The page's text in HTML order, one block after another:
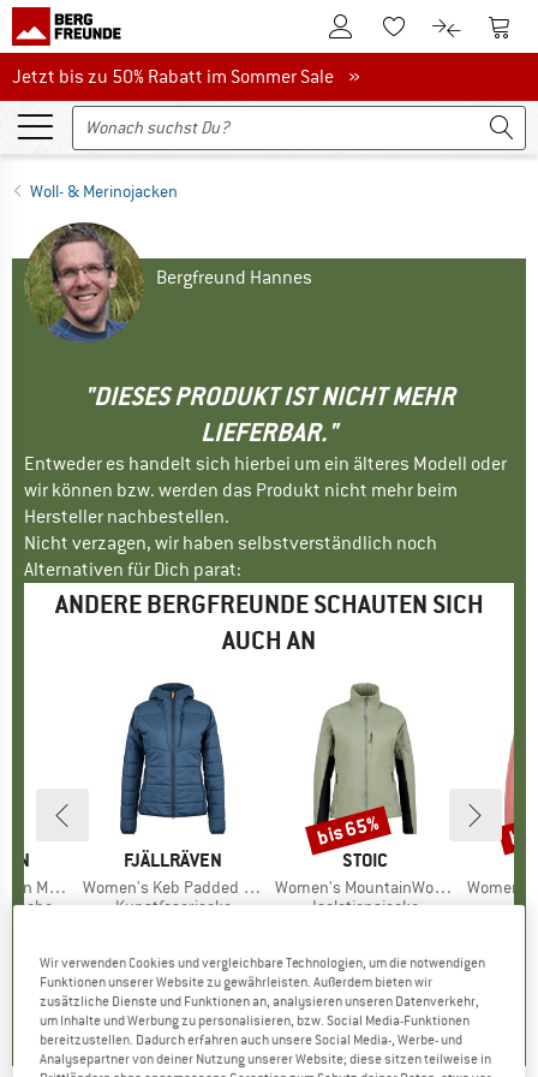
Zum KundenkontoZum Merkzettel.
Zum Zum
Jetzt bis zu 50% Rabatt im Sommer Sale
Jetzt bis zu 50% Rabatt im Sommer Sale »
Woll- & Merinojacken
Bergfreund Hannes
"DIESES PRODUKT IST NICHT MEHR
LIEFERBAR."
Entweder es handelt sich hierbei um ein älteres Modell oder
wir können bzw. werden das Produkt nicht mehr beim
Hersteller nachbestellen.
Nicht verzagen, wir haben selbstverständlich noch
Alternativen für Dich parat:
ANDERE BERGFREUNDE SCHAUTEN SICH
AUCH AN
190 LJ
MARKE
FJÄLLRÄVEN
Artikel
Women's Keb Padded Hoodie
Produktgruppe
Kunstfaserjacke
+1
4.7(11)
MARKE
STOIC
Artikel
Women's MountainWool60 JokkmokkSt. Hybrid Jacket
Produktgruppe
Isolationsjacke
+1
5.0(6)
Rabatt
bis 65%
Artikel
Women's
Wir verwenden Cookies und vergleichbare Technologien, um die notwendigen
Funktionen unserer Website zu gewährleisten. Außerdem bieten wir
zusätzliche Dienste und Funktionen an, analysieren unseren Datenverkehr,
um Inhalte und Werbung zu personalisieren, bzw. Social Media-Funktionen
bereitzustellen. Dadurch erfahren auch unsere Social Media-, Werbe- und
Analysepartner von deiner Nutzung unserer Website; diese sitzen teilweise in